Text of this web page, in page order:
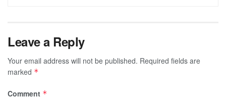
Leave a Reply
Your email address will not be published. Required fields are
marked *
Comment *